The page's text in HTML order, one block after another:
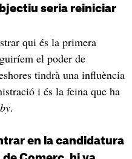
seria reiniciar
qui és la primera
el poder de
tindrà una influència
i és la feina que ha
.
en la candidatura